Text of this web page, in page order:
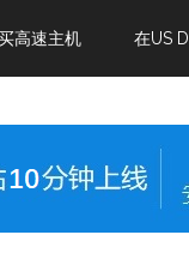
高速主机 在US